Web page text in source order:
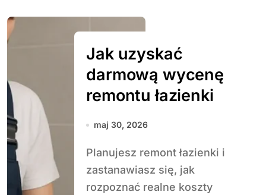
Jak uzyskać
darmową wycenę
remontu łazienki
maj 30, 2026
Planujesz remont łazienki i
zastanawiasz się, jak
rozpoznać realne koszty